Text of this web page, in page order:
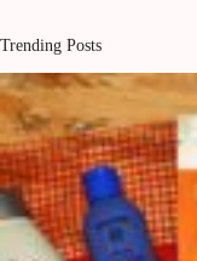
Trending Posts